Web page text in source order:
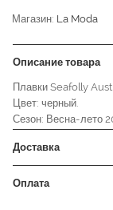
Магазин: La Moda
Описание товара
Плавки Seafolly
Цвет: черный.
Сезон: Весна-лето
Доставка
Оплата